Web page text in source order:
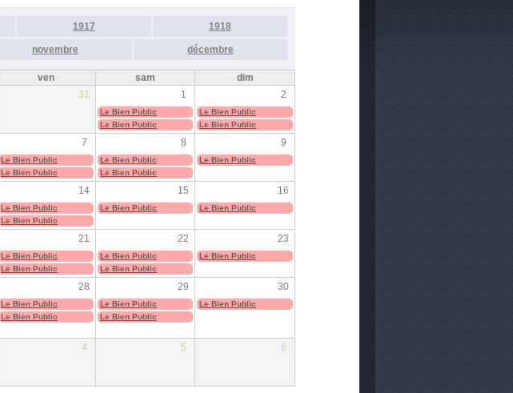
1917 1918
novembre décembre
ven sam
dim
31 1 2
Le Bien Public
Le Bien Public
Le Bien Public
Le Bien Public
7 8 9
Le Bien Public
Le Bien Public
Le Bien Public
Le Bien Public
Le Bien Public
14 15 16
Le Bien Public
Le Bien Public
Le Bien Public Le Bien Public
21 22 23
Le Bien Public
Le Bien Public
Le Bien Public
Le Bien Public
Le Bien Public
28 29 30
Le Bien Public
Le Bien Public
Le Bien Public
Le Bien Public
Le Bien Public
4 5 6